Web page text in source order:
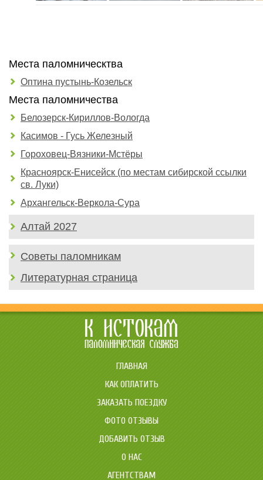
Места паломническтва
Оптина пустынь-Козельск
Места паломничества
Белозерск-Кириллов-Вологда
Касимов - Гусь Железный
Гороховец-Вязники-Мстёры
Красноярск-Енисейск (по местам сибирской ссылки
св. Луки)
Архангельск-Веркола-Сура
Алтай 2027
Советы паломникам
Литературная страница
ГЛАВНАЯ
КАК ОПЛАТИТЬ
ЗАКАЗАТЬ ПОЕЗДКУ
ФОТО ОТЗЫВЫ
ДОБАВИТЬ ОТЗЫВ
О НАС
АГЕНТСТВАМ